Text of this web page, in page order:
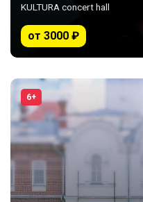
KULTURA concert hall
от 3000 ₽
6+